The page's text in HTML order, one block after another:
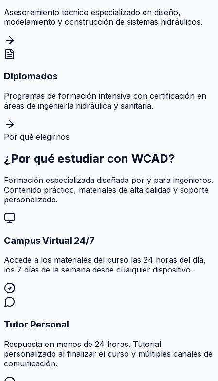
Asesoramiento técnico especializado en diseño,
modelamiento y construcción de sistemas hidráulicos.
Diplomados
Programas de formación intensiva con certificación en
áreas de ingeniería hidráulica y sanitaria.
Por qué elegirnos
¿Por qué estudiar con WCAD?
Formación especializada diseñada por y para ingenieros.
Contenido práctico, materiales de alta calidad y soporte
personalizado.
Campus Virtual 24/7
Accede a los materiales del curso las 24 horas del día,
los 7 días de la semana desde cualquier dispositivo.
Tutor Personal
Respuesta en menos de 24 horas. Tutorial
personalizado al finalizar el curso y múltiples canales de
comunicación.